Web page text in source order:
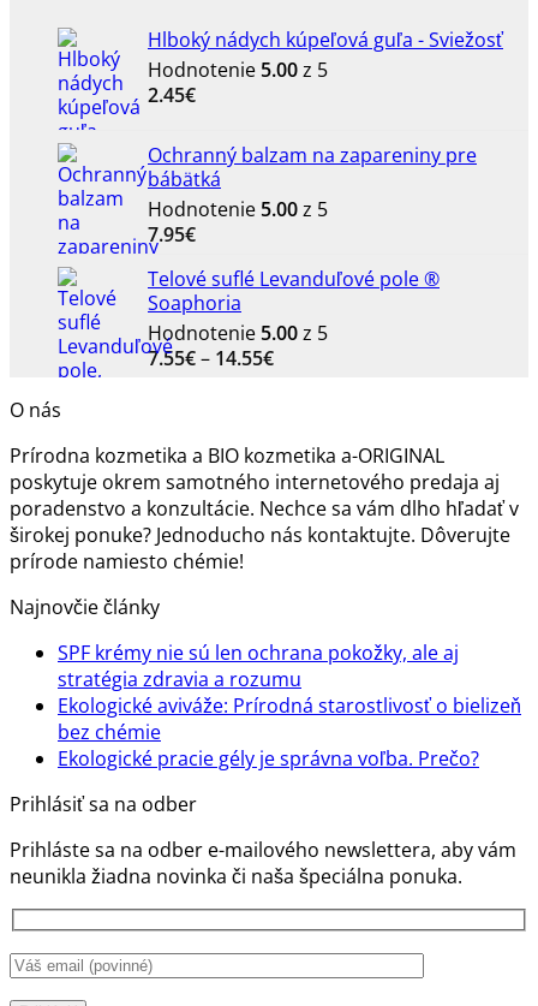
Hlboký nádych kúpeľová guľa - Sviežosť
Hodnotenie 5.00z 5
2.45€
Ochranný balzam na zapareniny pre
bábätká
Hodnotenie 5.00z 5
7.95€
Telové suflé Levanduľové pole ®
Soaphoria
Hodnotenie 5.00z 5
7.55€– 14.55€Price
14.55€
O nás
Prírodna kozmetika a BIO kozmetika a-ORIGINAL
poskytuje okrem samotného internetového predaja aj
poradenstvo a konzultácie. Nechce sa vám dlho hľadať v
širokej ponuke? Jednoducho nás kontaktujte. Dôverujte
prírode namiesto chémie!
Najnovčie články
SPF krémy nie sú len ochrana pokožky, ale aj
stratégia zdravia a rozumu
komentáre
SPF
len
ochrana
pokožky,
Ekologické aviváže: Prírodná starostlivosť o bielizeň
bez chémieŽiadne
komentáre
Ekologické
aviváže:
Prírodná
starostlivosť
o
Ekologické pracie gély je správna voľba. Prečo?
pracie
je
Prihlásiť sa na odber
Prihláste sa na odber e-mailového newslettera, aby vám
neunikla žiadna novinka či naša špeciálna ponuka.